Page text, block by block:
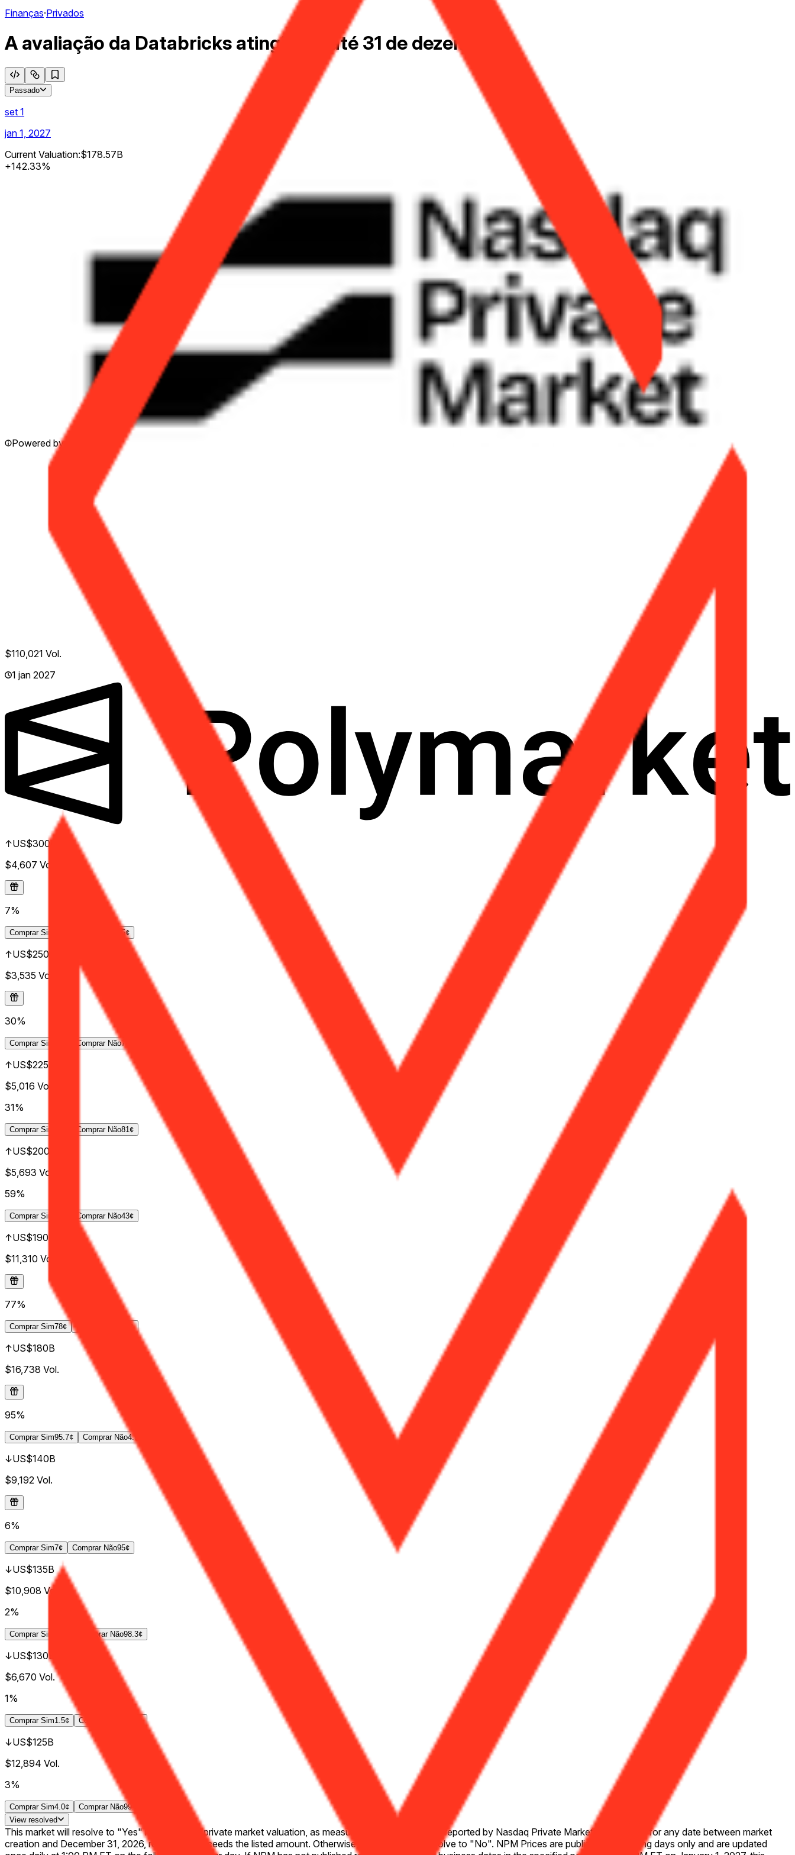
Finanças·Privados
A avaliação da Databricks atingirá __ até 31 de dezembro?
Passado
set 1
jan 1, 2027
Current Valuation:$178.57B
+142.33%
Powered by
$110,021 Vol.
1 jan 2027
↑US$300B
$4,607 Vol.
7%
Comprar Sim 95¢
↑US$250B
$3,535 Vol.
30%
Comprar Sim Comprar Não78¢
↑US$225B
$5,016 Vol.
31%
Comprar Sim Comprar Não81¢
↑US$200B
$5,693 Vol.
59%
Comprar Sim Comprar Não43¢
↑US$190B
$11,310 Vol.
77%
Comprar Sim78¢ 25¢
↑US$180B
$16,738 Vol.
95%
Comprar Sim95.7¢ Comprar Não4.9¢
↓US$140B
$9,192 Vol.
6%
Comprar Sim7¢ Comprar Não95¢
↓US$135B
$10,908 Vol.
2%
Comprar Sim Comprar Não98.3¢
↓US$130B
$6,670 Vol.
1%
Comprar Sim1.5¢ Comprar
↓US$125B
$12,894 Vol.
3%
Comprar Sim4.0¢ Comprar Não99.0¢
View resolved
This market will resolve to "Yes" if Databricks' private market valuation, as measured by the NPM Price reported by Nasdaq Private Market, LLC (NPM) for any date between market
creation and December 31, 2026, reaches or exceeds the listed amount. Otherwise, this market will resolve to "No". NPM Prices are published for trading days only and are updated